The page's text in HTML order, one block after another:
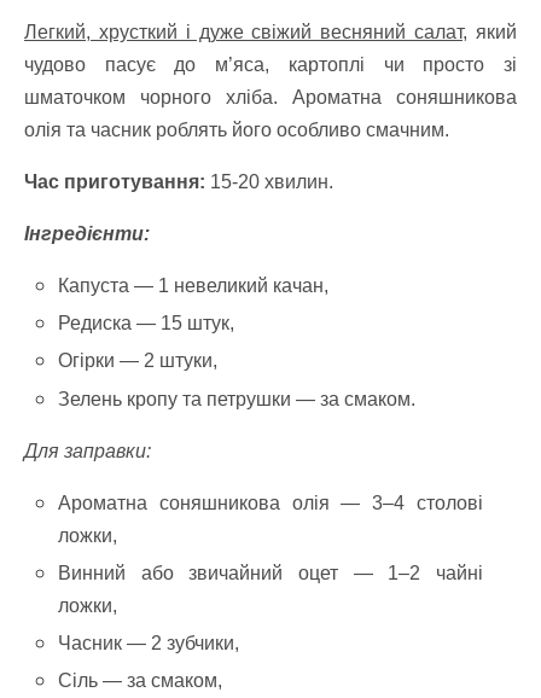
Легкий, хрусткий і дуже свіжий весняний салат, який
чудово пасує до м’яса, картоплі чи просто зі
шматочком чорного хліба. Ароматна соняшникова
олія та часник роблять його особливо смачним.
Час приготування: 15-20 хвилин.
Інгредієнти:
Капуста — 1 невеликий качан,
Редиска — 15 штук,
Огірки — 2 штуки,
Зелень кропу та петрушки — за смаком.
Для заправки:
Ароматна соняшникова олія — 3–4 столові
ложки,
Винний або звичайний оцет — 1–2 чайні
ложки,
Часник — 2 зубчики,
Сіль — за смаком,